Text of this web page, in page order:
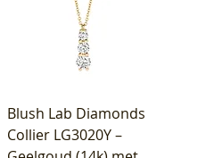
Blush Lab Diamonds
Collier LG3020Y –